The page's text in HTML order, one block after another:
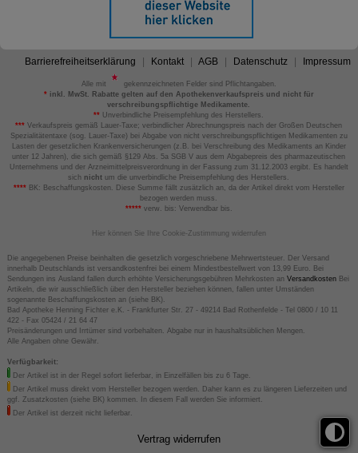
Barrierefreiheitserklärung Kontakt AGB Datenschutz Impressum
Alle mit
gekennzeichneten Felder sind Pflichtangaben.
*inkl. MwSt. Rabatte gelten auf den Apothekenverkaufspreis und nicht für
verschreibungspflichtige Medikamente.
** Unverbindliche Preisempfehlung des Herstellers.
*** Verkaufspreis gemäß Lauer-Taxe; verbindlicher Abrechnungspreis nach der Großen Deutschen
Spezialitätentaxe (sog. Lauer-Taxe) bei Abgabe von nicht verschreibungspflichtigen Medikamenten zu
Lasten der gesetzlichen Krankenversicherungen (z.B. bei Verschreibung des Medikaments an Kinder
unter 12 Jahren), die sich gemäß §129 Abs. 5a SGB V aus dem Abgabepreis des pharmazeutischen
Unternehmens und der Arzneimittelpreisverordnung in der Fassung zum 31.12.2003 ergibt. Es handelt
sich nicht um die unverbindliche Preisempfehlung des Herstellers.
****BK: Beschaffungskosten. Diese Summe fällt zusätzlich an, da der Artikel direkt vom Hersteller
bezogen werden muss.
*****verw. bis: Verwendbar bis.
Hier können Sie Ihre Cookie-Zustimmung widerrufen
Die angegebenen Preise beinhalten die gesetzlich vorgeschriebene Mehrwertsteuer. Der Versand
innerhalb Deutschlands ist versandkostenfrei bei einem Mindestbestellwert von 13,99 Euro. Bei
Sendungen ins Ausland fallen durch erhöhte Versicherungsgebühren Mehrkosten an VersandkostenBei
Artikeln, die wir ausschließlich über den Hersteller beziehen können, fallen unter Umständen
sogenannte Beschaffungskosten an (siehe BK).
Bad Apotheke Henning Fichter e.K. - Frankfurter Str. 27 - 49214 Bad Rothenfelde - Tel 0800 / 10 11
422 - Fax 05424 / 21 64 47
Preisänderungen und Irrtümer sind vorbehalten. Abgabe nur in haushaltsüblichen Mengen.
Alle Angaben ohne Gewähr.
Verfügbarkeit:
Der Artikel ist in der Regel sofort lieferbar, in Einzelfällen bis zu 6 Tage.
Der Artikel muss direkt vom Hersteller bezogen werden. Daher kann es zu längeren Lieferzeiten und
ggf. Zusatzkosten (siehe BK) kommen. In diesem Fall werden Sie informiert.
Der Artikel ist derzeit nicht lieferbar.
Vertrag widerrufen